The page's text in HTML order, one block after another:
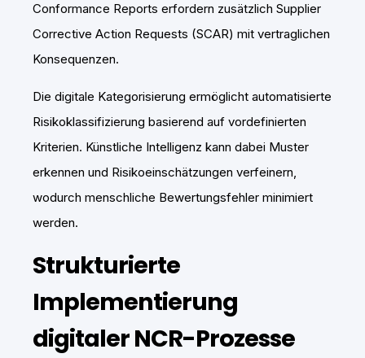
Conformance Reports erfordern zusätzlich Supplier
Corrective Action Requests (SCAR) mit vertraglichen
Konsequenzen.
Die digitale Kategorisierung ermöglicht automatisierte
Risikoklassifizierung basierend auf vordefinierten
Kriterien. Künstliche Intelligenz kann dabei Muster
erkennen und Risikoeinschätzungen verfeinern,
wodurch menschliche Bewertungsfehler minimiert
werden.
Strukturierte
Implementierung
digitaler NCR-Prozesse